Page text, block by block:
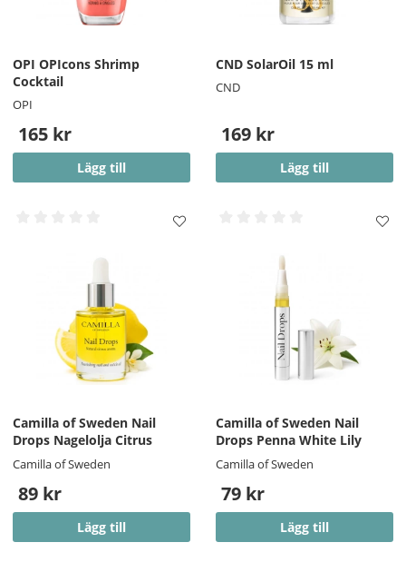
OPI OPIcons Shrimp
Cocktail
OPI
165 kr
Lägg till
CND SolarOil 15 ml
CND
169 kr
Lägg till
Camilla of Sweden Nail
Drops Nagelolja Citrus
Camilla of Sweden
89 kr
Lägg till
Camilla of Sweden Nail
Drops Penna White Lily
Camilla of Sweden
79 kr
Lägg till